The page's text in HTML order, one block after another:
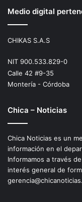
Medio digital
CHIKAS S.A.S
NIT 900.533.829-0
Calle 42 #9-35
Montería - Córdoba
Chica – Noticias
Chica Noticias es un
información en el
Informamos a través
interés general de